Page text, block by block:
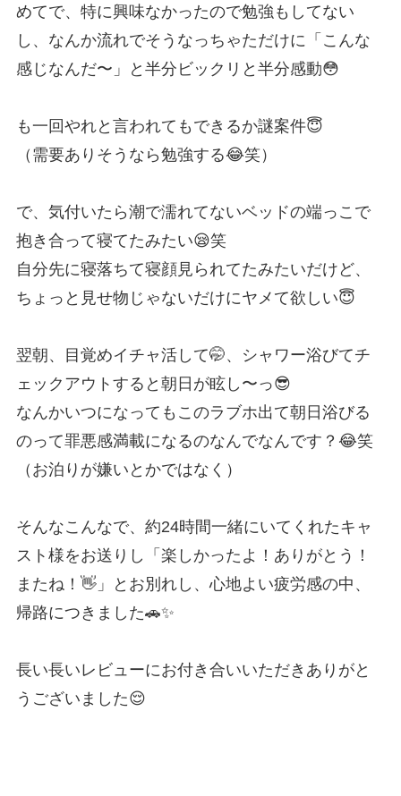
めてで、特に興味なかったので勉強もしてない
し、なんか流れでそうなっちゃただけに「こんな
感じなんだ〜」と半分ビックリと半分感動😳
も一回やれと言われてもできるか謎案件😇
（需要ありそうなら勉強する😂笑）
で、気付いたら潮で濡れてないベッドの端っこで
抱き合って寝てたみたい😪笑
自分先に寝落ちて寝顔見られてたみたいだけど、
ちょっと見せ物じゃないだけにヤメて欲しい😇
翌朝、目覚めイチャ活して🤭、シャワー浴びてチ
ェックアウトすると朝日が眩し〜っ😎
なんかいつになってもこのラブホ出て朝日浴びる
のって罪悪感満載になるのなんでなんです？😂笑
（お泊りが嫌いとかではなく）
そんなこんなで、約24時間一緒にいてくれたキャ
スト様をお送りし「楽しかったよ！ありがとう！
またね！👋」とお別れし、心地よい疲労感の中、
帰路につきました🚗✨
長い長いレビューにお付き合いいただきありがと
うございました😌